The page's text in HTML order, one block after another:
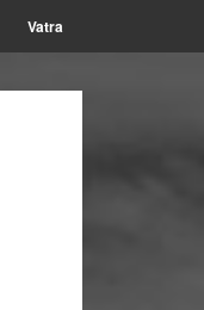
Vatra